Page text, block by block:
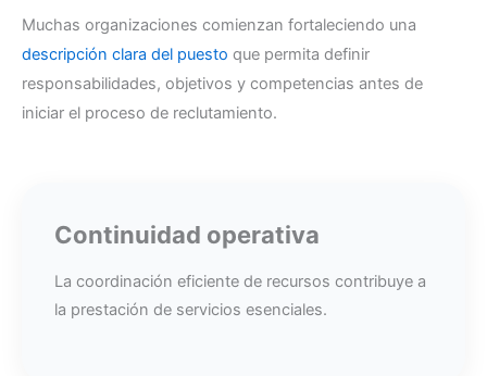
Muchas organizaciones comienzan fortaleciendo una
descripción clara del puesto que permita definir
responsabilidades, objetivos y competencias antes de
iniciar el proceso de reclutamiento.
Continuidad operativa
La coordinación eficiente de recursos contribuye a
la prestación de servicios esenciales.